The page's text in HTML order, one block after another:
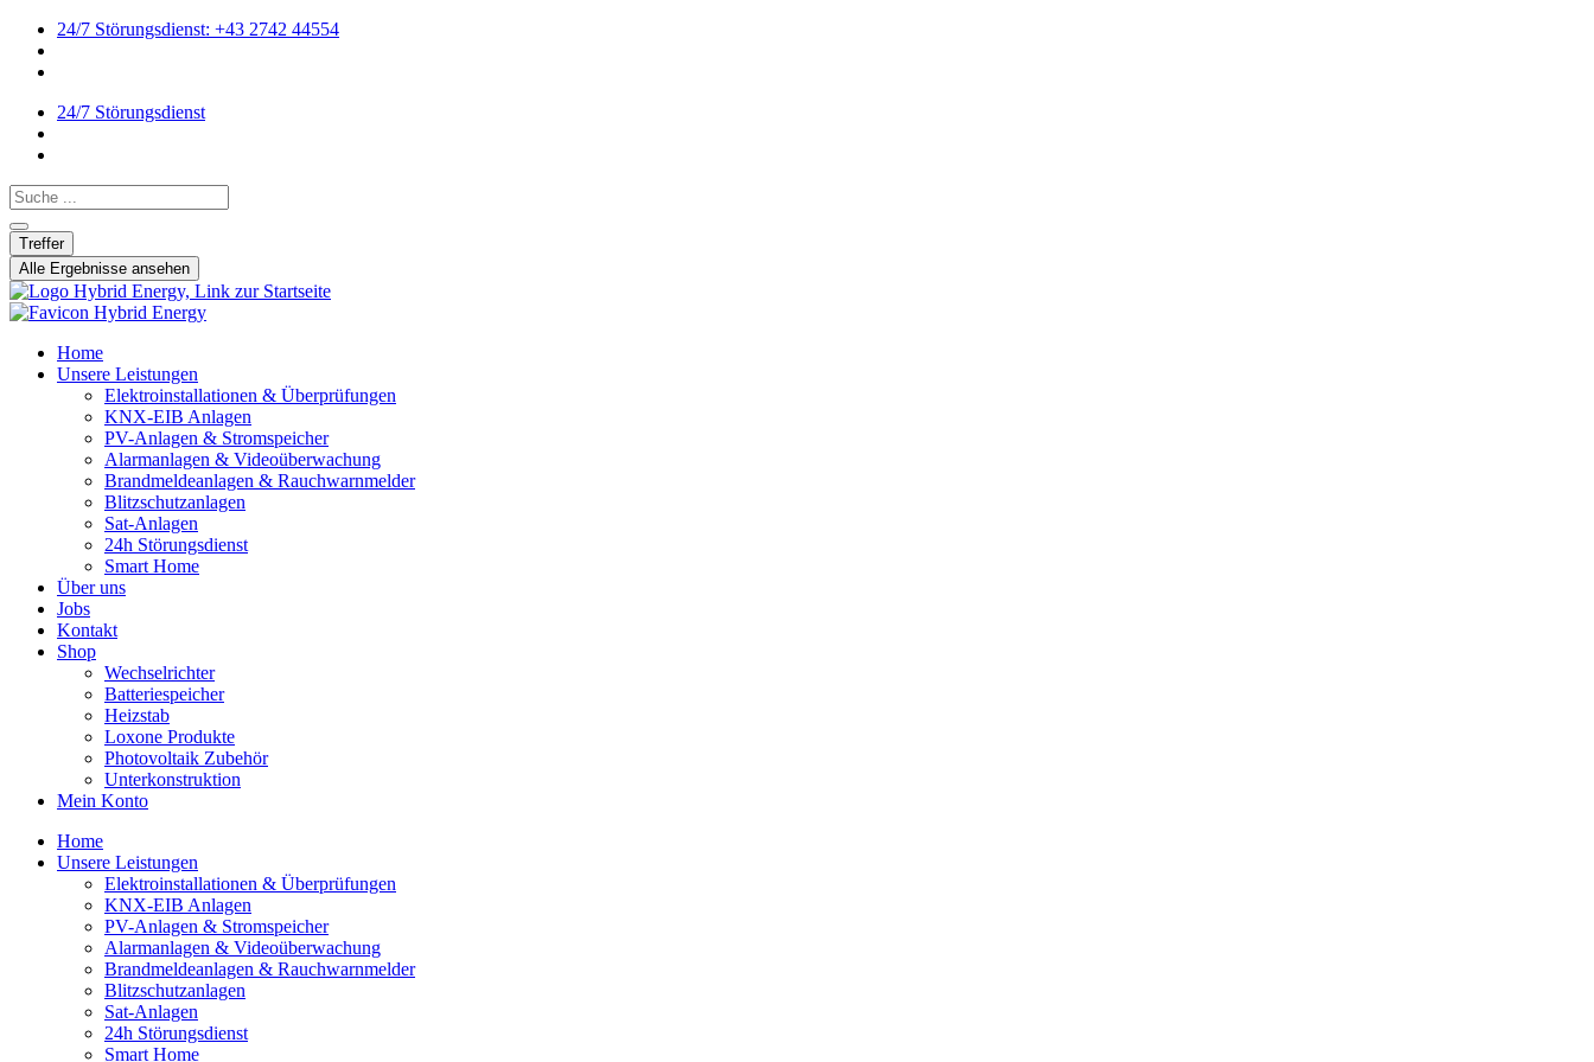
24/7 Störungsdienst: +43 2742 44554
24/7 Störungsdienst
Search ...
Treffer
Alle Ergebnisse ansehen
Home
Unsere Leistungen
Elektroinstallationen & Überprüfungen
KNX-EIB Anlagen
PV-Anlagen & Stromspeicher
Alarmanlagen & Videoüberwachung
Brandmeldeanlagen & Rauchwarnmelder
Blitzschutzanlagen
Sat-Anlagen
24h Störungsdienst
Smart Home
Über uns
Jobs
Kontakt
Shop
Wechselrichter
Batteriespeicher
Heizstab
Loxone Produkte
Photovoltaik Zubehör
Unterkonstruktion
Mein Konto
Home
Unsere Leistungen
Elektroinstallationen & Überprüfungen
KNX-EIB Anlagen
PV-Anlagen & Stromspeicher
Alarmanlagen & Videoüberwachung
Brandmeldeanlagen & Rauchwarnmelder
Blitzschutzanlagen
Sat-Anlagen
24h Störungsdienst
Smart Home